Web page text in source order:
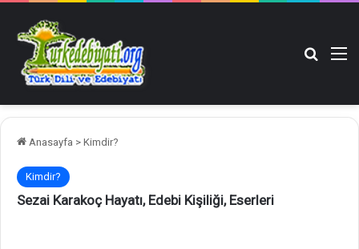
Anasayfa > Kimdir?
Kimdir?
Sezai Karakoç Hayatı, Edebi Kişiliği, Eserleri